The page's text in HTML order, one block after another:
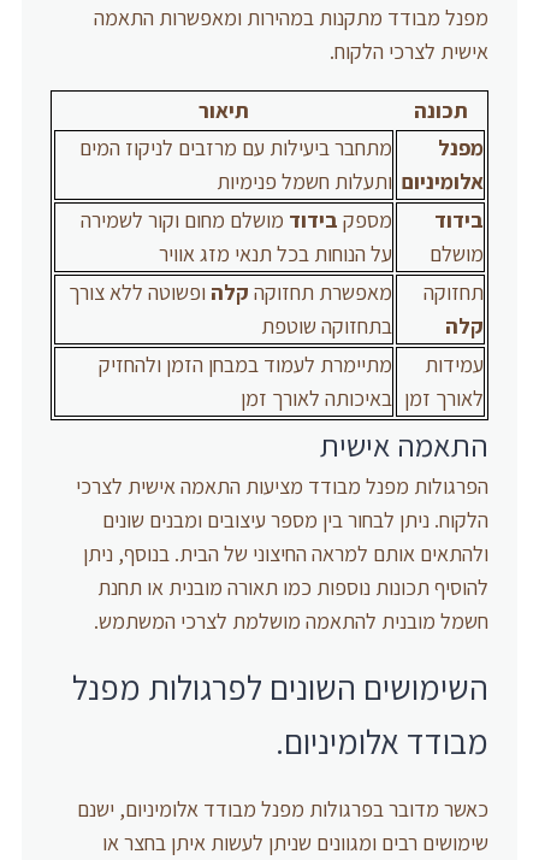
מפנל מבודד מתקנות במהירות ומאפשרות התאמה
אישית לצרכי הלקוח.
תכונה
תיאור
מפנל
אלומיניום
מתחבר ביעילות עם מרזבים לניקוז המים
ותעלות חשמל פנימיות
בידוד
מושלם
מספק בידוד מושלם מחום וקור לשמירה
על הנוחות בכל תנאי מזג אוויר
תחזוקה
קלה
מאפשרת תחזוקה קלה ופשוטה ללא צורך
בתחזוקה שוטפת
עמידות
לאורך זמן
מתיימרת לעמוד במבחן הזמן ולהחזיק
באיכותה לאורך זמן
התאמה אישית
הפרגולות מפנל מבודד מציעות התאמה אישית לצרכי
הלקוח. ניתן לבחור בין מספר עיצובים ומבנים שונים
ולהתאים אותם למראה החיצוני של הבית. בנוסף, ניתן
להוסיף תכונות נוספות כמו תאורה מובנית או תחנת
חשמל מובנית להתאמה מושלמת לצרכי המשתמש.
השימושים השונים לפרגולות מפנל
מבודד אלומיניום.
כאשר מדובר בפרגולות מפנל מבודד אלומיניום, ישנם
שימושים רבים ומגוונים שניתן לעשות איתן בחצר או